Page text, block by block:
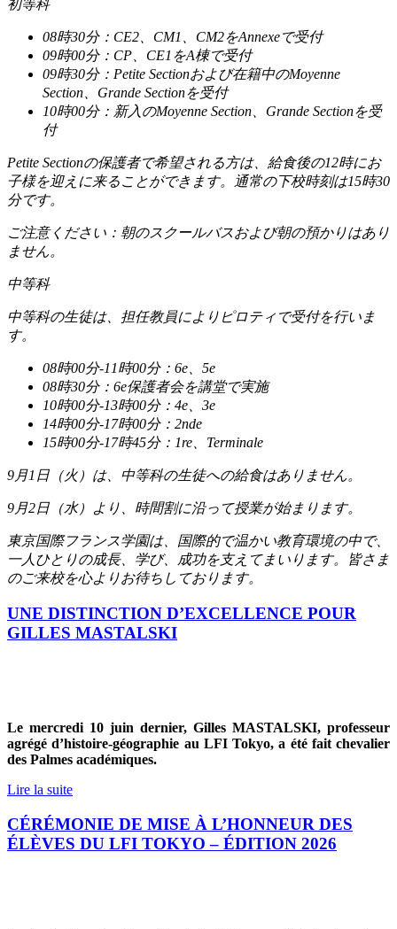
初等科
08時30分： CE2、 CM1 、 CM2をAnnexeで受付
09時00分： CP、 CE1 をA棟で受付
09時30分： Petite Sectionおよび在籍中のMoyenne
Section、 Grande Sectionを受付
10時00分：新入のMoyenne Section、 Grande Sectionを受
付
Petite Sectionの保護者で希望される方は、給食後の12時にお
子様を迎えに来ることができます。通常の下校時刻は15時30
分です。
ご注意ください：朝のスクールバスおよび朝の預かりはあり
ません。
中等科
中等科の生徒は、担任教員によりピロティで受付を行いま
す。
08時00分-11時00分： 6e、 5e
08時30分： 6e保護者会を講堂で実施
10時00分-13時00分： 4e、 3e
14時00分-17時00分： 2nde
15時00分-17時45分： 1re、 Terminale
9月1 日（火）は、中等科の生徒への給食はありません。
9月2日（水）より、時間割に沿って授業が始まります。
東京国際フランス学園は、国際的で温かい教育環境の中で、
一人ひとりの成長、学び、成功を支えてまいります。皆さま
のご来校を心よりお待ちしております。
UNE DISTINCTION D’EXCELLENCE POUR
GILLES MASTALSKI
Le mercredi 10 juin dernier, Gilles MASTALSKI, professeur
agrégé d’histoire-géographie au LFI Tokyo, a été fait chevalier
des Palmes académiques.
Lire la suite
CÉRÉMONIE DE MISE À L’HONNEUR DES
ÉLÈVES DU LFI TOKYO – ÉDITION 2026